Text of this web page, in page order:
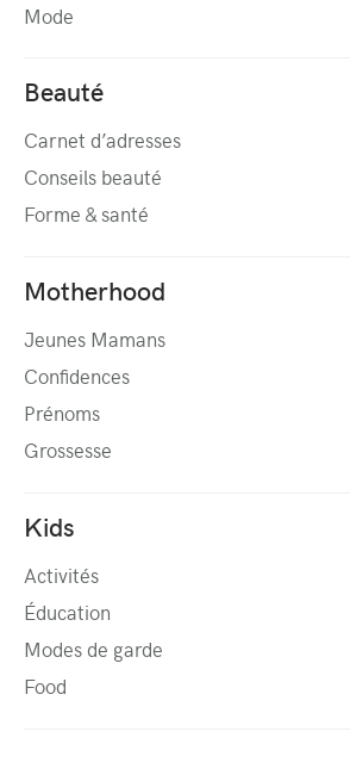
Mode
Beauté
Carnet d’adresses
Conseils beauté
Forme & santé
Motherhood
Jeunes Mamans
Confidences
Prénoms
Grossesse
Kids
Activités
Éducation
Modes de garde
Food